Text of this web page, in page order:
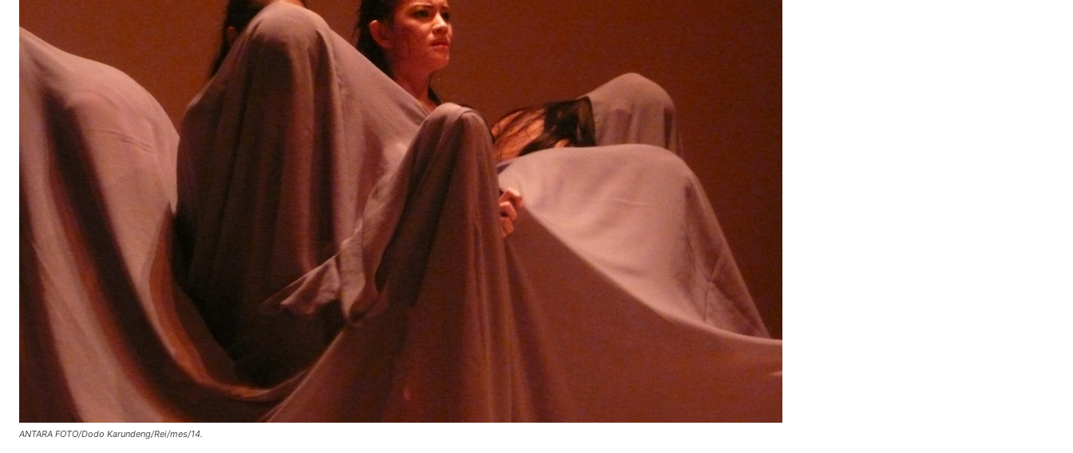
ANTARA FOTO/Dodo Karundeng/Rei/mes/14.